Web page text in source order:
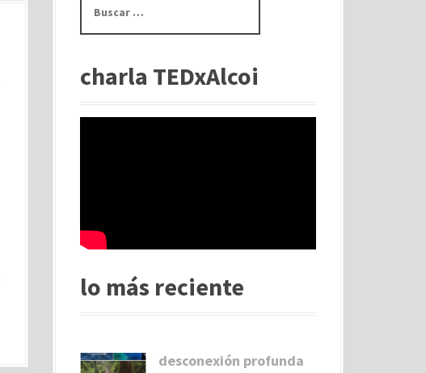
s
rcharla TEDxAlcoi
lo más reciente
desconexión profunda